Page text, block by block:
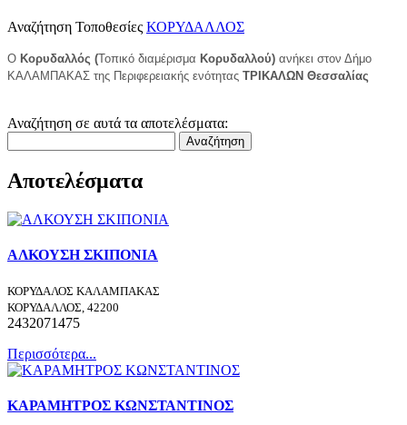
Αναζήτηση Τοποθεσίες ΚΟΡΥΔΑΛΛΟΣ
Ο Κορυδαλλός (Τοπικό διαμέρισμα Κορυδαλλού) ανήκει στον Δήμο
ΚΑΛΑΜΠΑΚΑΣ της Περιφερειακής ενότητας ΤΡΙΚΑΛΩΝ Θεσσαλίας
Αναζήτηση σε αυτά τα αποτελέσματα:
Αναζήτηση
Αποτελέσματα
ΑΛΚΟΥΣΗ ΣΚΙΠΟΝΙΑ
ΚΟΡΥΔΑΛΟΣ ΚΑΛΑΜΠΑΚΑΣ
ΚΟΡΥΔΑΛΛΟΣ, 42200
2432071475
Περισσότερα...
ΚΑΡΑΜΗΤΡΟΣ ΚΩΝΣΤΑΝΤΙΝΟΣ